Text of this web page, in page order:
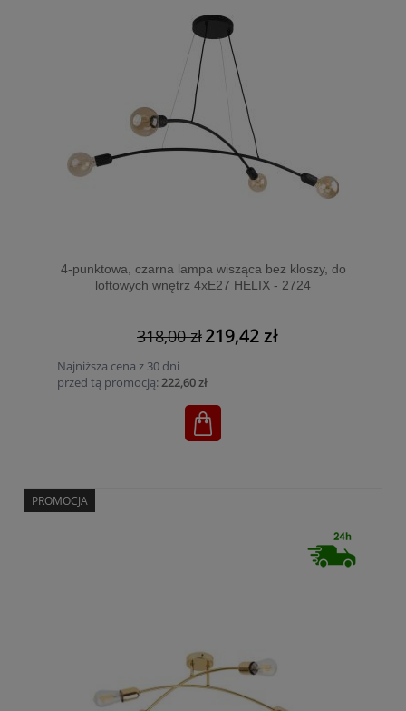
4-punktowa, czarna lampa wisząca bez kloszy, do
loftowych wnętrz 4xE27 HELIX - 2724
318,00 zł219,42 zł
Najniższa cena z 30 dni
przed tą promocją:222,60 zł
PROMOCJA